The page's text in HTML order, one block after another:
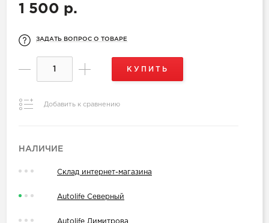
1 500 р.
ЗАДАТЬ ВОПРОС О ТОВАРЕ
КУПИТЬ
Добавить к сравнению
НАЛИЧИЕ
Склад интернет-магазина
Autolife Северный
Autolife Димитрова